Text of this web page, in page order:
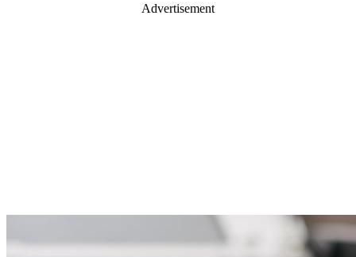
Advertisement